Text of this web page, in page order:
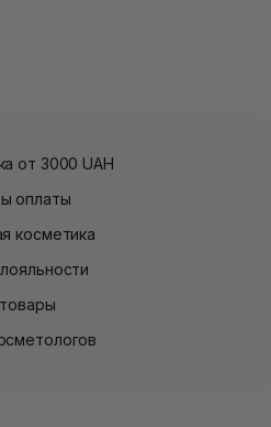
от 3000 UAH
оплаты
косметика